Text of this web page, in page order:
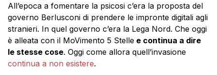
All’epoca a fomentare la psicosi c’era la proposta del
governo Berlusconi di prendere le impronte digitali agli
stranieri. In quel governo c’era la Lega Nord. Che oggi
è alleata con il MoVimento 5 Stelle e continua a dire
le stesse cose. Oggi come allora quell’invasione
continua a non esistere.